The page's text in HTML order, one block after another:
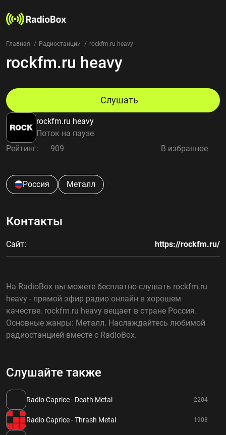
Радиостанции
Страны
Избранное
О нас
Добавить радиостанцию
Конфиденциальность
Главная Радиостанции rockfm.ru heavy
rockfm.ru heavy
rockfm.ru heavy
Поток на паузе
Слушать
Рейтинг: 909 В избранное
Россия Металл
Контакты
Сайт: https://rockfm.ru/
На RadioBox вы можете бесплатно слушать rockfm.ru
heavy - прямой эфир радио онлайн в хорошем
качестве. rockfm.ru heavy вещает в стране Россия.
Основные жанры: Металл. Наслаждайтесь любимой
радиостанцией вместе с RadioBox.
Слушайте также
Radio Caprice - Death Metal 2204
Radio Caprice - Thrash Metal 1908